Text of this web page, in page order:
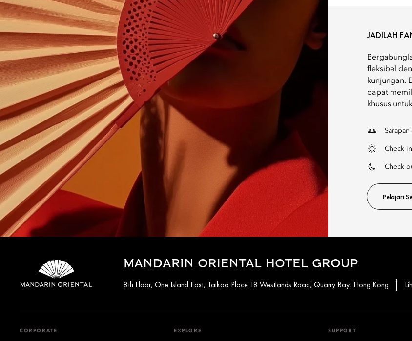
FAN
OF
M.O.
JADILAH
fleksibel
kunjungan.
dapat
khusus
Sarapan
Check-
Check-
Pelajari
MANDARIN ORIENTAL HOTEL GROUP
8th Floor, One Island East, Taikoo Place 18 Westlands Road, Quarry Bay, Hong Kong
CORPORATE EXPLORE SUPPORT